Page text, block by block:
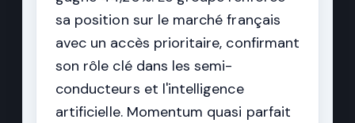
sa position sur le marché français
avec un accès prioritaire, confirmant
son rôle clé dans les semi-
conducteurs et l'intelligence
artificielle. Momentum quasi parfait